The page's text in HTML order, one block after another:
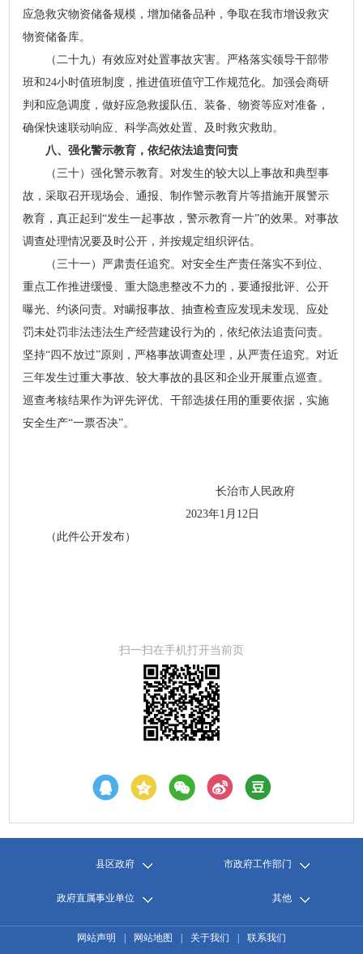
应急救灾物资储备规模，增加储备品种，争取在我市增设救灾
物资储备库。
（二十九）有效应对处置事故灾害。严格落实领导干部带
班和24小时值班制度，推进值班值守工作规范化。加强会商研
判和应急调度，做好应急救援队伍、装备、物资等应对准备，
确保快速联动响应、科学高效处置、及时救灾救助。
八、强化警示教育，依纪依法追责问责
（三十）强化警示教育。对发生的较大以上事故和典型事
故，采取召开现场会、通报、制作警示教育片等措施开展警示
教育，真正起到“发生一起事故，警示教育一片”的效果。对事故
调查处理情况要及时公开，并按规定组织评估。
（三十一）严肃责任追究。对安全生产责任落实不到位、
重点工作推进缓慢、重大隐患整改不力的，要通报批评、公开
曝光、约谈问责。对瞒报事故、抽查检查应发现未发现、应处
罚未处罚非法违法生产经营建设行为的，依纪依法追责问责。
坚持“四不放过”原则，严格事故调查处理，从严责任追究。对近
三年发生过重大事故、较大事故的县区和企业开展重点巡查。
巡查考核结果作为评先评优、干部选拔任用的重要依据，实施
安全生产“一票否决”。
长治市人民政府
2023年1月12日
（此件公开发布）
扫一扫在手机打开当前页
县区政府 市政府工作部门
政府直属事业单位 其他
网站声明 网站地图 关于我们 联系我们